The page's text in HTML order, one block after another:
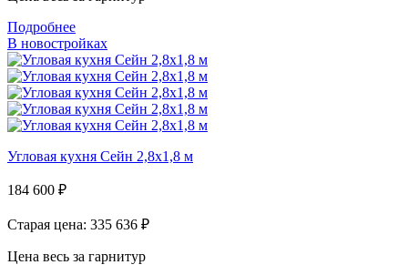
Подробнее
В новостройках
Угловая кухня Сейн 2,8х1,8 м
184 600 ₽
Старая цена: 335 636 ₽
Цена весь за гарнитур